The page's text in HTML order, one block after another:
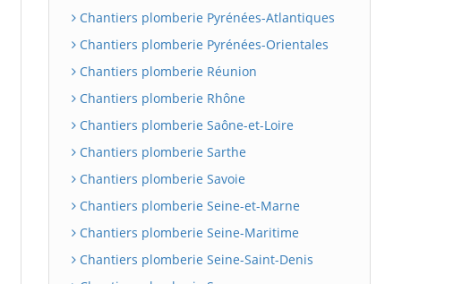
Chantiers plomberie Pyrénées-Atlantiques
Chantiers plomberie Pyrénées-Orientales
Chantiers plomberie Réunion
Chantiers plomberie Rhône
Chantiers plomberie Saône-et-Loire
Chantiers plomberie Sarthe
Chantiers plomberie Savoie
Chantiers plomberie Seine-et-Marne
Chantiers plomberie Seine-Maritime
Chantiers plomberie Seine-Saint-Denis